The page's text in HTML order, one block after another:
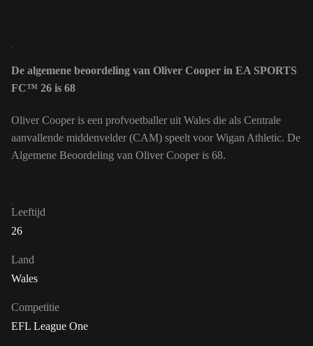
De algemene beoordeling van Oliver Cooper in EA SPORTS
FC™ 26 is 68
Oliver Cooper is een profvoetballer uit Wales die als Centrale
aanvallende middenvelder (CAM) speelt voor Wigan Athletic. De
Algemene Beoordeling van Oliver Cooper is 68.
Leeftijd
26
Land
Wales
Competitie
EFL League One